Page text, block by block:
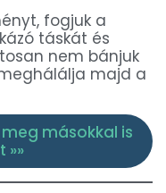
fogjuk a
táskát és
nem bánjuk
majd a
másokkal is
»»